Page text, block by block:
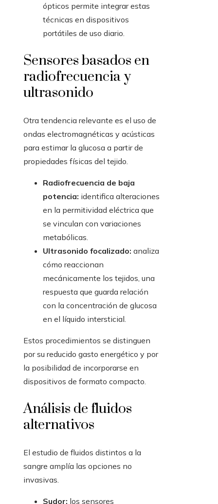
ópticos permite integrar estas
técnicas en dispositivos
portátiles de uso diario.
Sensores basados en
radiofrecuencia y
ultrasonido
Otra tendencia relevante es el uso de
ondas electromagnéticas y acústicas
para estimar la glucosa a partir de
propiedades físicas del tejido.
Radiofrecuencia de baja
potencia: identifica alteraciones
en la permitividad eléctrica que
se vinculan con variaciones
metabólicas.
Ultrasonido focalizado: analiza
cómo reaccionan
mecánicamente los tejidos, una
respuesta que guarda relación
con la concentración de glucosa
en el líquido intersticial.
Estos procedimientos se distinguen
por su reducido gasto energético y por
la posibilidad de incorporarse en
dispositivos de formato compacto.
Análisis de fluidos
alternativos
El estudio de fluidos distintos a la
sangre amplía las opciones no
invasivas.
Sudor: los sensores